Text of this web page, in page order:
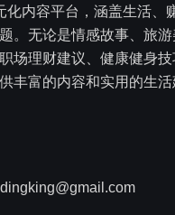
内容平台，涵盖生活、
。无论是情感故事、旅
场理财建议、健康健身
丰富的内容和实用的生